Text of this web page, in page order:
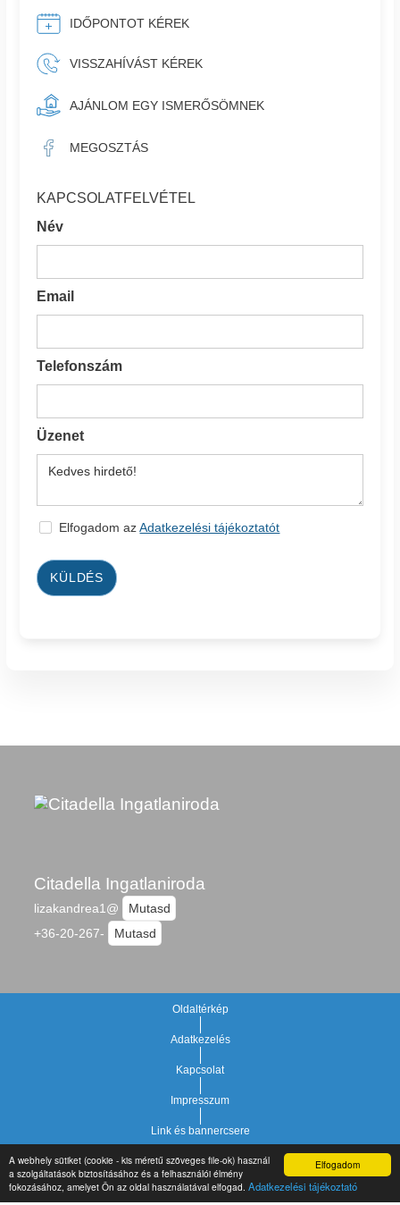
Elfogadom
A webhely sütiket (cookie - kis méretű szöveges file-ok) használ
a szolgáltatások biztosításához és a felhasználói élmény
fokozásához, amelyet Ön az oldal használatával elfogad. Adatkezelési tájékoztató
IDŐPONTOT KÉREK
VISSZAHÍVÁST KÉREK
AJÁNLOM EGY ISMERŐSÖMNEK
MEGOSZTÁS
KAPCSOLATFELVÉTEL
Név
Email
Telefonszám
Üzenet
Elfogadom azAdatkezelési tájékoztatót
KÜLDÉS
Citadella Ingatlaniroda
lizakandrea1@
Mutasd
+36-20-267-
Mutasd
Oldaltérkép
Adatkezelés
Kapcsolat
Impresszum
Link és bannercsere
Copyright © 2021.Vár-Köz Kft. - Ingatlan nyilvántartó, ügyviteli és
adminisztrációs szoftver